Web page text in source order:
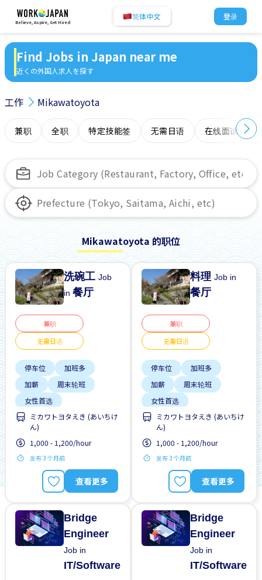
Believe, Aspire, Get Hired
简体中文 登录
Find Jobs in Japan near me
近くの外国人求人を探す
工作 Mikawatoyota
兼职 全职 特定技能签 无需日语 在线面试
Mikawatoyota 的职位
洗碗工Job
in餐厅
兼职
无需日语
停车位
加班多
加薪
周末轮班
女性首选
学生签证首选
宿舍部分覆盖
提供膳食
支付交通费
ミカワトヨタえき (あいちけ
ん)
1,000 - 1,200/hour
发布 3 个月前
查看更多
料理Job in
餐厅
兼职
无需日语
停车位
加班多
加薪
周末轮班
女性首选
学生签证首选
宿舍部分覆盖
提供膳食
支付交通费
ミカワトヨタえき (あいちけ
ん)
1,000 - 1,200/hour
发布 3 个月前
查看更多
Bridge
Engineer
Job in
IT/Software
Bridge
Engineer
Job in
IT/Software